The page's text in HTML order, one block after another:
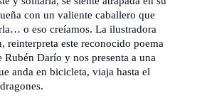
con un valiente caballero que
o eso creíamos. La ilustradora
reinterpreta este reconocido poema
Rubén Darío y nos presenta a una
anda en bicicleta, viaja hasta el